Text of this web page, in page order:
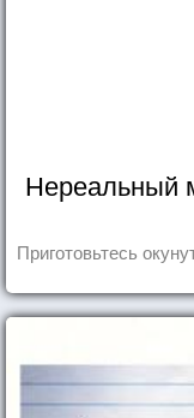
Нереальный
Приготовьтесь